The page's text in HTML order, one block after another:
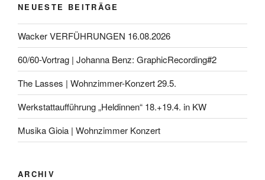
NEUESTE BEITRÄGE
Wacker VERFÜHRUNGEN 16.08.2026
60/60-Vortrag | Johanna Benz: GraphicRecording#2
The Lasses | Wohnzimmer-Konzert 29.5.
Werkstattaufführung „Heldinnen“ 18.+19.4. in KW
Musika Gioia | Wohnzimmer Konzert
ARCHIV